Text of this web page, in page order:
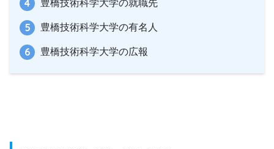
豊橋技術科学大学の就職先
豊橋技術科学大学の有名人
豊橋技術科学大学の広報